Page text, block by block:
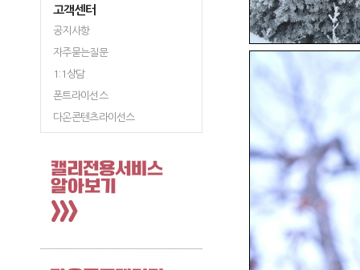
고객센터
공지사항
자주묻는질문
1:1상담
폰트라이선스
다온콘텐츠라이선스